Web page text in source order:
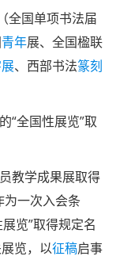
全国单项书法届
青年展、全国楹联
、西部书法篆刻
“全国性展览”取
教学成果展取得
一次入会条
览”取得规定名
览，以征稿启事